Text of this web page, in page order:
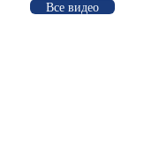
Все видео